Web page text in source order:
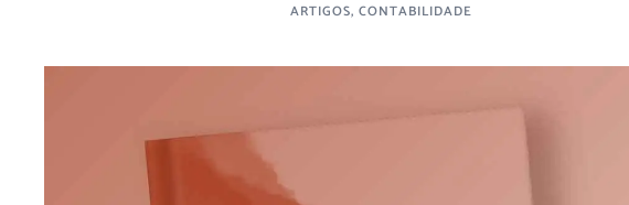
ARTIGOS, CONTABILIDADE